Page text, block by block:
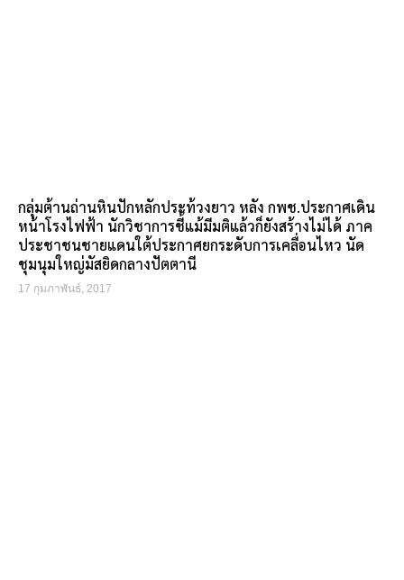
กลุ่มต้านถ่านหินปักหลักประท้วงยาว หลัง กพช.ประกาศเดิน
หน้าโรงไฟฟ้า นักวิชาการชี้แม้มีมติแล้วก็ยังสร้างไม่ได้ ภาค
ประชาชนชายแดนใต้ประกาศยกระดับการเคลื่อนไหว นัด
ชุมนุมใหญ่มัสยิดกลางปัตตานี
17 กุมภาพันธ์, 2017